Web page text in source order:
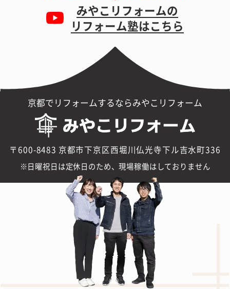
みやこリフォームの
リフォーム塾はこちら
京都でリフォームするならみやこリフォーム
〒600-8483 京都市下京区西堀川仏光寺下ル吉水町336
日曜祝日は定休日のため、現場稼働はしておりません